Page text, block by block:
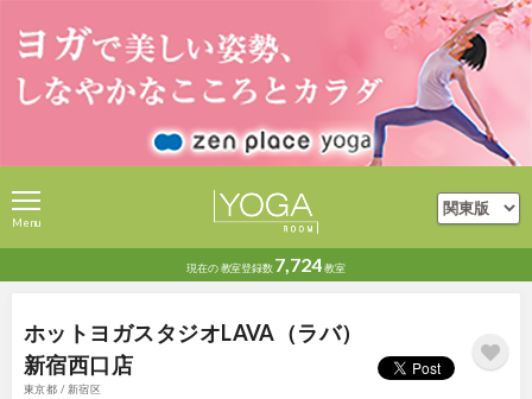
現在の教室登録数 7,724教室
Menu
ホットヨガスタジオLAVA（ラバ）
新宿西口店
東京都 / 新宿区